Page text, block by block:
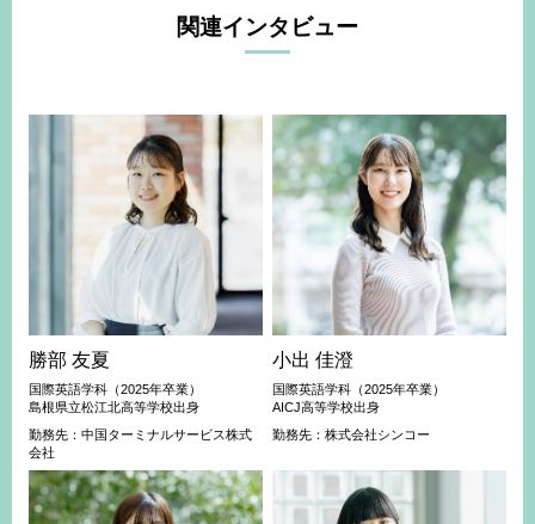
関連インタビュー
勝部 友夏
国際英語学科（2025年卒業）
島根県立松江北高等学校出身
勤務先：中国ターミナルサービス株式
会社
小出 佳澄
国際英語学科（2025年卒業）
AICJ高等学校出身
勤務先：株式会社シンコー